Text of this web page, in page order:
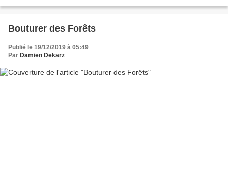
editions-terran.html...
Bouturer des Forêts
Publié le 19/12/2019 à 05:49
Par Damien Dekarz